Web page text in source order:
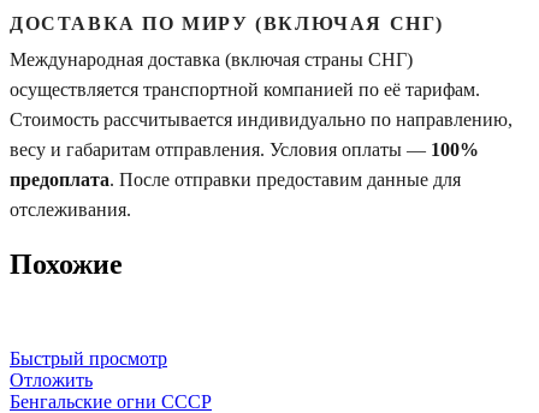
ДОСТАВКА ПО МИРУ (ВКЛЮЧАЯ СНГ)
Международная доставка (включая страны СНГ)
осуществляется транспортной компанией по её тарифам.
Стоимость рассчитывается индивидуально по направлению,
весу и габаритам отправления. Условия оплаты — 100%
предоплата. После отправки предоставим данные для
отслеживания.
Похожие
Быстрый просмотр
Отложить
Бенгальские огни СССР